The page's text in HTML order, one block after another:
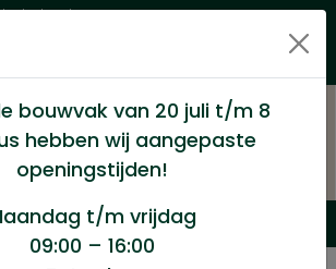
met een eerlijke prijs
bouwvak van 20 juli t/m 8
hebben wij aangepaste
openingstijden!
t/m vrijdag
09:00 – 16:00